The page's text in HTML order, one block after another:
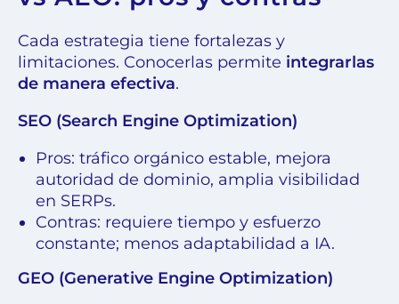
Cada estrategia tiene fortalezas y
limitaciones. Conocerlas permite integrarlas
de manera efectiva.
SEO (Search Engine Optimization)
Pros: tráfico orgánico estable, mejora
autoridad de dominio, amplia visibilidad
en SERPs.
Contras: requiere tiempo y esfuerzo
constante; menos adaptabilidad a IA.
GEO (Generative Engine Optimization)